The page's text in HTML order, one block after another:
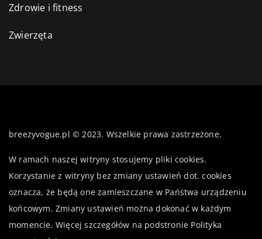
Zdrowie i fitness
Zwierzęta
breezyvogue.pl © 2023. Wszelkie prawa zastrzeżone.
W ramach naszej witryny stosujemy pliki cookies.
Korzystanie z witryny bez zmiany ustawień dot. cookies
oznacza, że będą one zamieszczane w Państwa urządzeniu
końcowym. Zmiany ustawień można dokonać w każdym
momencie. Więcej szczegółów na podstronie Polityka